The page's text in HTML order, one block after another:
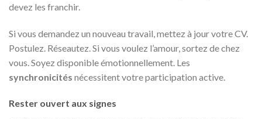
devez les franchir.
Si vous demandez un nouveau travail, mettez à jour votre CV.
Postulez. Réseautez. Si vous voulez l’amour, sortez de chez
vous. Soyez disponible émotionnellement. Les
synchronicités nécessitent votre participation active.
Rester ouvert aux signes